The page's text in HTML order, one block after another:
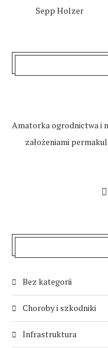
Sepp Holzer
Amatorka ogrodnictwa i
założeniami
Bez kategorii
Choroby i szkodniki
Infrastruktura